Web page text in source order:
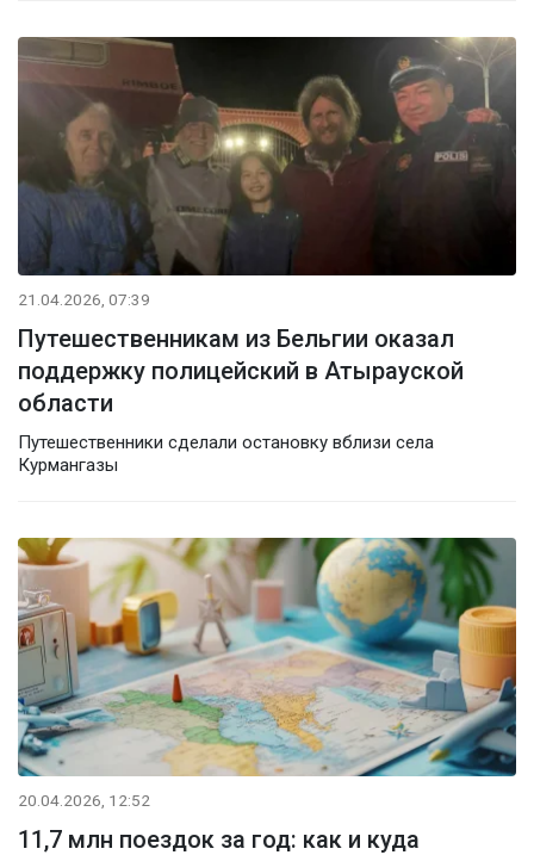
21.04.2026, 07:39
Путешественникам из Бельгии оказал
поддержку полицейский в Атырауской
области
Путешественники сделали остановку вблизи села
Курмангазы
20.04.2026, 12:52
11,7 млн поездок за год: как и куда